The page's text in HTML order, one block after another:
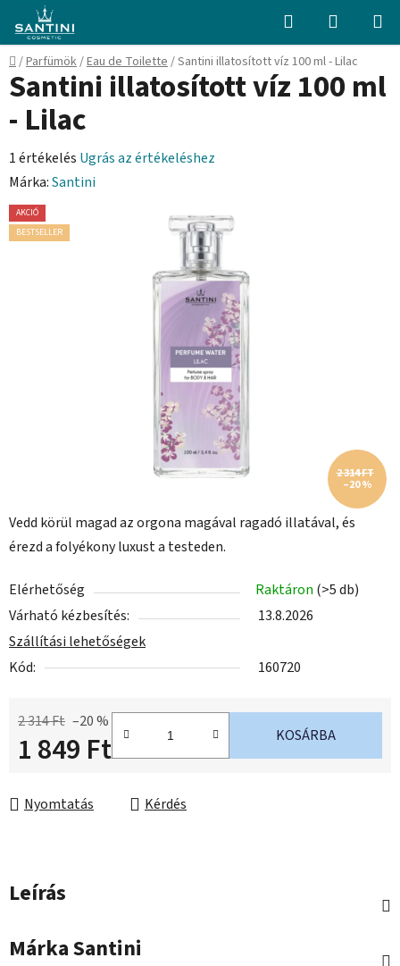
fő
tartalomhoz
Keresés KOSÁR
Kezdőlap
/Parfümök/Eau de Toilette/Santini illatosított víz 100 ml - Lilac
Vedd körül magad az orgona magával ragadó illatával, és
érezd a folyékony luxust a testeden.
Elérhetőség Raktáron (>5 db)
Várható kézbesítés:
13.8.2026
Szállítási lehetőségek
Kód:
160720
2 314 Ft –20 %
1 849 Ft KOSÁRBA
Nyomtatás Kérdés
Santini illatosított víz 100 ml
- Lilac
A
termék
átlagos
értékelése
1 értékelés Ugrás az értékeléshez
Márka:Santini
AKCIÓ
BESTSELLER
2 314 FT
–20 %
Leírás
MárkaSantini